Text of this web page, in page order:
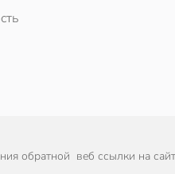
обратной веб ссылки на